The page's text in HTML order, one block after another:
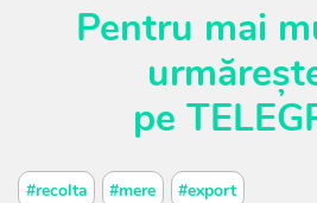
Pentru mai
pe
#recolta #mere #export